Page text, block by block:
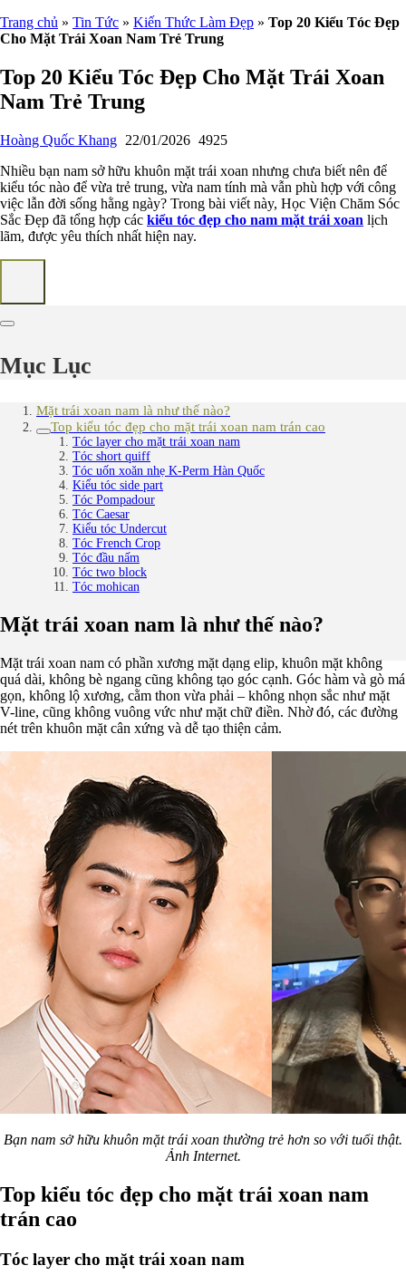
Trang chủ » Tin Tức » Kiến Thức Làm Đẹp » Top 20 Kiểu Tóc Đẹp
Cho Mặt Trái Xoan Nam Trẻ Trung
Top 20 Kiểu Tóc Đẹp Cho Mặt Trái Xoan
Nam Trẻ Trung
Hoàng Quốc Khang 22/01/2026 4925
Nhiều bạn nam sở hữu khuôn mặt trái xoan nhưng chưa biết nên để
kiểu tóc nào để vừa trẻ trung, vừa nam tính mà vẫn phù hợp với công
việc lẫn đời sống hằng ngày? Trong bài viết này, Học Viện Chăm Sóc
Sắc Đẹp đã tổng hợp các kiểu tóc đẹp cho nam mặt trái xoan lịch
lãm, được yêu thích nhất hiện nay.
Mục Lục
Mặt trái xoan nam là như thế nào?
Top kiểu tóc đẹp cho mặt trái xoan nam trán cao
Tóc layer cho mặt trái xoan nam
Tóc short quiff
Tóc uốn xoăn nhẹ K-Perm Hàn Quốc
Kiểu tóc side part
Tóc Pompadour
Tóc Caesar
Kiểu tóc Undercut
Tóc French Crop
Tóc đầu nấm
Tóc two block
Tóc mohican
Mặt trái xoan nam là như thế nào?
Mặt trái xoan nam có phần xương mặt dạng elip, khuôn mặt không
quá dài, không bè ngang cũng không tạo góc cạnh. Góc hàm và gò má
gọn, không lộ xương, cằm thon vừa phải – không nhọn sắc như mặt
V-line, cũng không vuông vức như mặt chữ điền. Nhờ đó, các đường
nét trên khuôn mặt cân xứng và dễ tạo thiện cảm.
Bạn nam sở hữu khuôn mặt trái xoan thường trẻ hơn so với tuổi thật.
Ảnh Internet.
Top kiểu tóc đẹp cho mặt trái xoan nam
trán cao
Tóc layer cho mặt trái xoan nam